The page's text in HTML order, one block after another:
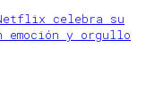
celebra su
emoción y orgullo